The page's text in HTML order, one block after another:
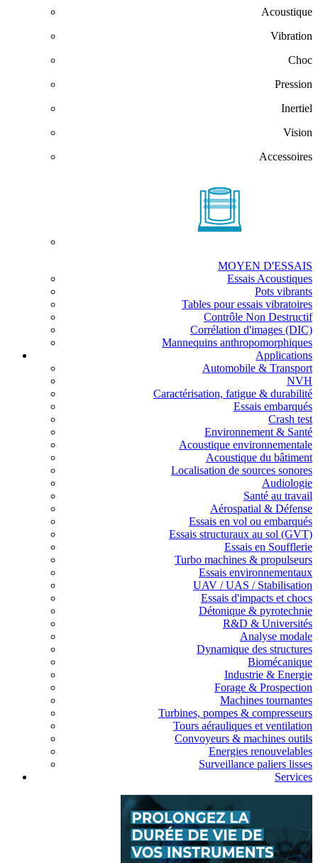
Acoustique
Vibration
Choc
Pression
Inertiel
Vision
Accessoires
MOYEN D'ESSAIS
Essais Acoustiques
Pots vibrants
Tables pour essais vibratoires
Contrôle Non Destructif
Corrélation d'images (DIC)
Mannequins anthropomorphiques
Applications
Automobile & Transport
NVH
Caractérisation, fatigue & durabilité
Essais embarqués
Crash test
Environnement & Santé
Acoustique environnementale
Acoustique du bâtiment
Localisation de sources sonores
Audiologie
Santé au travail
Aérospatial & Défense
Essais en vol ou embarqués
Essais structuraux au sol (GVT)
Essais en Soufflerie
Turbo machines & propulseurs
Essais environnementaux
UAV / UAS / Stabilisation
Essais d'impacts et chocs
Détonique & pyrotechnie
R&D & Universités
Analyse modale
Dynamique des structures
Biomécanique
Industrie & Energie
Forage & Prospection
Machines tournantes
Turbines, pompes & compresseurs
Tours aérauliques et ventilation
Convoyeurs & machines outils
Energies renouvelables
Surveillance paliers lisses
Services